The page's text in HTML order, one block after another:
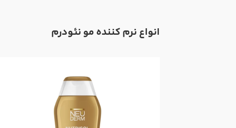
انواع نرم کننده مو نئودرم